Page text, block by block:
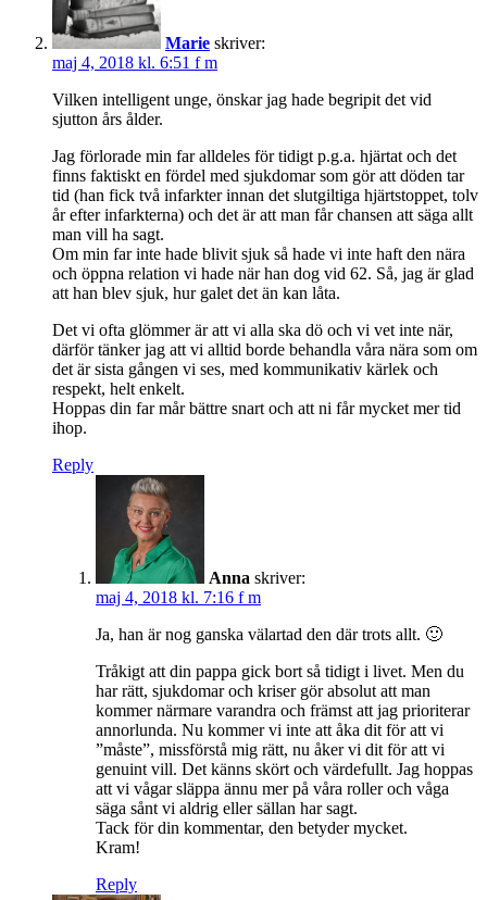
Marie skriver:
maj 4, 2018 kl. 6:51 f m
Vilken intelligent unge, önskar jag hade begripit det vid
sjutton års ålder.
Jag förlorade min far alldeles för tidigt p.g.a. hjärtat och det
finns faktiskt en fördel med sjukdomar som gör att döden tar
tid (han fick två infarkter innan det slutgiltiga hjärtstoppet, tolv
år efter infarkterna) och det är att man får chansen att säga allt
man vill ha sagt.
Om min far inte hade blivit sjuk så hade vi inte haft den nära
och öppna relation vi hade när han dog vid 62. Så, jag är glad
att han blev sjuk, hur galet det än kan låta.
Det vi ofta glömmer är att vi alla ska dö och vi vet inte när,
därför tänker jag att vi alltid borde behandla våra nära som om
det är sista gången vi ses, med kommunikativ kärlek och
respekt, helt enkelt.
Hoppas din far mår bättre snart och att ni får mycket mer tid
ihop.
Reply
Anna skriver:
maj 4, 2018 kl. 7:16 f m
Ja, han är nog ganska välartad den där trots allt. 🙂
Tråkigt att din pappa gick bort så tidigt i livet. Men du
har rätt, sjukdomar och kriser gör absolut att man
kommer närmare varandra och främst att jag prioriterar
annorlunda. Nu kommer vi inte att åka dit för att vi
”måste”, missförstå mig rätt, nu åker vi dit för att vi
genuint vill. Det känns skört och värdefullt. Jag hoppas
att vi vågar släppa ännu mer på våra roller och våga
säga sånt vi aldrig eller sällan har sagt.
Tack för din kommentar, den betyder mycket.
Kram!
Reply